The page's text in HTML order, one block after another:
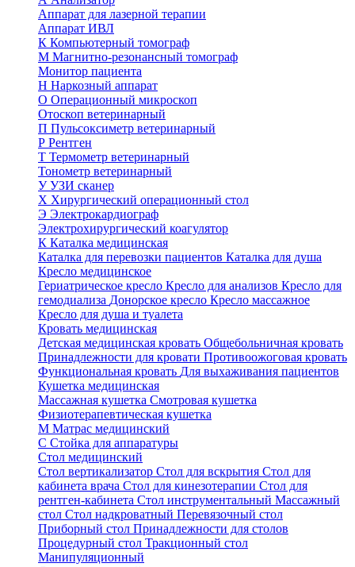
Аппарат для лазерной терапии
Аппарат ИВЛ
К Компьютерный томограф
М Магнитно-резонансный томограф
Монитор пациента
Н Наркозный аппарат
О Операционный микроскоп
Отоскоп ветеринарный
П Пульсоксиметр ветеринарный
Р Рентген
Т Термометр ветеринарный
Тонометр ветеринарный
УУЗИ сканер
Х Хирургический операционный стол
Э Электрокардиограф
Электрохирургический коагулятор
К Каталка медицинская
Каталка для перевозки пациентов Каталка для душа
Кресло медицинское
Гериатрическое кресло Кресло для анализов Кресло для
гемодиализа Донорское кресло Кресло массажное
Кресло для душа и туалета
Кровать медицинская
Детская медицинская кровать Общебольничная кровать
Принадлежности для кровати Противоожоговая кровать
Функциональная кровать Для выхаживания пациентов
Кушетка медицинская
Массажная кушетка Смотровая кушетка
Физиотерапевтическая кушетка
М Матрас медицинский
С Стойка для аппаратуры
Стол медицинский
Стол вертикализатор Стол для вскрытия Стол для
кабинета врача Стол для кинезотерапии Стол для
рентген-кабинета Стол инструментальный Массажный
стол Стол надкроватный Перевязочный стол
Приборный стол Принадлежности для столов
Процедурный стол Тракционный стол
Манипуляционный